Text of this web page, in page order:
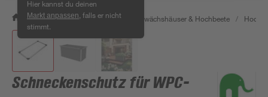
Hier kannst du deinen
Markt anpassen , falls er nicht
stimmt.
/ Garten & Freizeit / Anzucht, Gewächshäuser & Hochbeete /
Schneckenschutz für WPC-